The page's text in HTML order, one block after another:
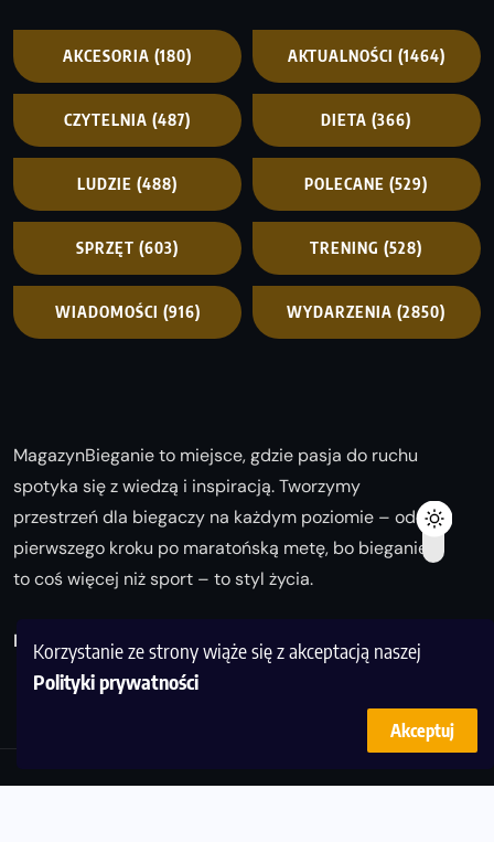
Korzystanie ze strony wiąże się z akceptacją naszej
Polityki prywatności
Akceptuj
AKCESORIA (180) AKTUALNOŚCI (1464)
CZYTELNIA (487) DIETA (366)
LUDZIE (488) POLECANE (529)
SPRZĘT (603) TRENING (528)
WIADOMOŚCI (916) WYDARZENIA (2850)
MagazynBieganie to miejsce, gdzie pasja do ruchu
spotyka się z wiedzą i inspiracją. Tworzymy
przestrzeń dla biegaczy na każdym poziomie – od
pierwszego kroku po maratońską metę, bo bieganie
to coś więcej niż sport – to styl życia.
Biegaj z nami i odkrywaj swoją najlepszą wersję!